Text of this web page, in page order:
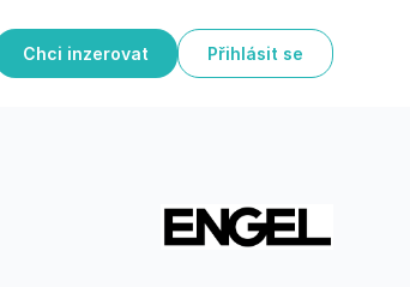
Chci inzerovat Přihlásit se